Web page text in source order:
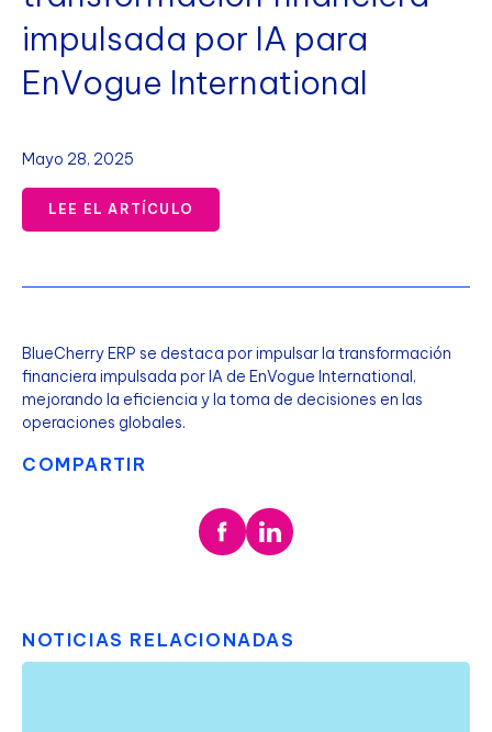
impulsada por IA para
EnVogue International
Mayo 28, 2025
LEE EL ARTÍCULO
BlueCherry ERP se destaca por impulsar la transformación
financiera impulsada por IA de EnVogue International,
mejorando la eficiencia y la toma de decisiones en las
operaciones globales.
COMPARTIR
NOTICIAS RELACIONADAS